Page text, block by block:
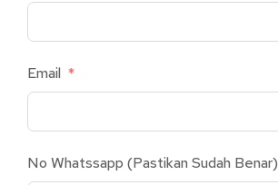
Email
No Whatssapp (Pastikan Sudah Benar)